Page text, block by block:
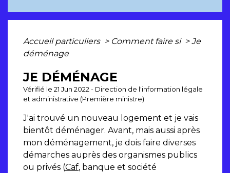
Accueil particuliers > Comment faire si > Je
déménage
JE DÉMÉNAGE
Vérifié le 21 Jun 2022 - Direction de l'information légale
et administrative (Première ministre)
J'ai trouvé un nouveau logement et je vais
bientôt déménager. Avant, mais aussi après
mon déménagement, je dois faire diverses
démarches auprès des organismes publics
ou privés (Caf, banque et société